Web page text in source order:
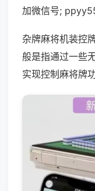
加微信号;
杂牌麻将机装控
般是指通过一些
实现控制麻将牌